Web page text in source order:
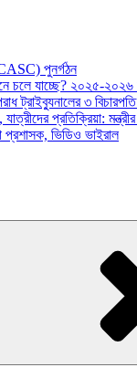
পুনর্গঠন
চলে যাচ্ছে? ২০২৫-
ট্রাইব্যুনালের ৩
যাত্রীদের প্রতিক্রিয়া:
প্রশাসক, ভিডিও ভাইরাল